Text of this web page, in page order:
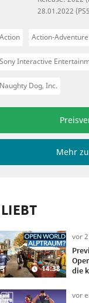
28.01.2022
Action-Adventure
Interactive
Dog, Inc.
Mehr
14:38
vor
die
vor